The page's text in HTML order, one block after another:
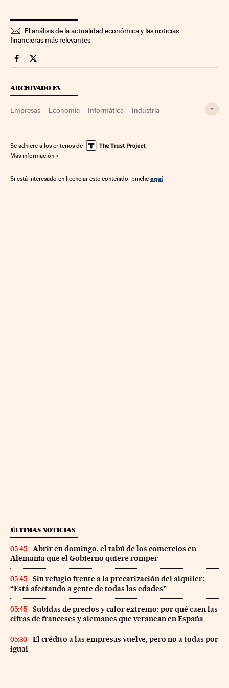
El análisis de la actualidad económica y las noticias
financieras más relevantes
Companias Cinco Días en Facebook
Companias Cinco Días en Twitter
ARCHIVADO EN
Empresas Economía Informática Industria
Se adhiere a los criterios de
Más información
Si está interesado en licenciar este contenido, pinche aquí
ÚLTIMAS NOTICIAS
05:45
Abrir en domingo, el tabú de los comercios en
Alemania que el Gobierno quiere romper
05:45
Sin refugio frente a la precarización del alquiler:
“Está afectando a gente de todas las edades”
05:45
Subidas de precios y calor extremo: por qué caen las
cifras de franceses y alemanes que veranean en España
05:30
El crédito a las empresas vuelve, pero no a todas por
igual